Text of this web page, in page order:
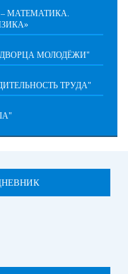
МАТЕМАТИКА.
МОЛОДЁЖИ"
ТРУДА"